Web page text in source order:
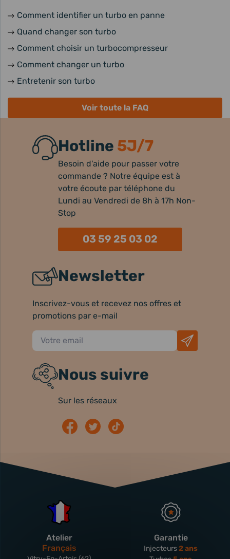
Comment identifier un turbo en panne
Quand changer son turbo
Comment choisir un turbocompresseur
Comment changer un turbo
Entretenir son turbo
Voir toute la FAQ
Hotline 5J/7
Besoin d'aide pour passer votre
commande ? Notre équipe est à
votre écoute par téléphone du
Lundi au Vendredi de 8h à 17h Non-
Stop
03 59 25 03 02
Newsletter
Inscrivez-vous et recevez nos offres et
promotions par e-mail
Nous suivre
Sur les réseaux
Atelier
Français
Garantie
Injecteurs2 ans